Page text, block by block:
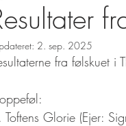
2. sep. 2025
fra følskuet i
Toftens Glorie (Ejer: